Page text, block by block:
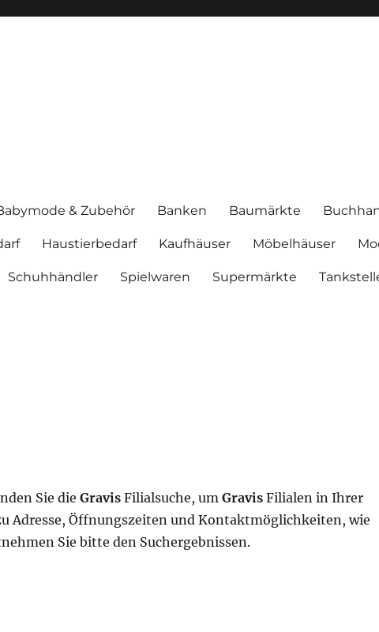
& Zubehör Banken Baumärkte
Haustierbedarf Kaufhäuser Möbelhäuser
Schuhhändler Spielwaren Supermärkte
Sie dieGravis Filialsuche, umGravis Filialen in Ihrer
Adresse, Öffnungszeiten und Kontaktmöglichkeiten, wie
Sie bitte den Suchergebnissen.